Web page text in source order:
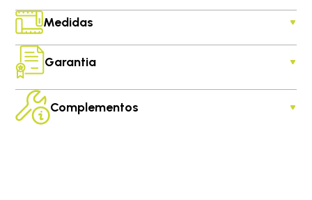
Medidas
Garantia
Complementos